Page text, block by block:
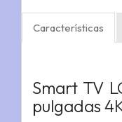
Características
Smart TV
pulgadas